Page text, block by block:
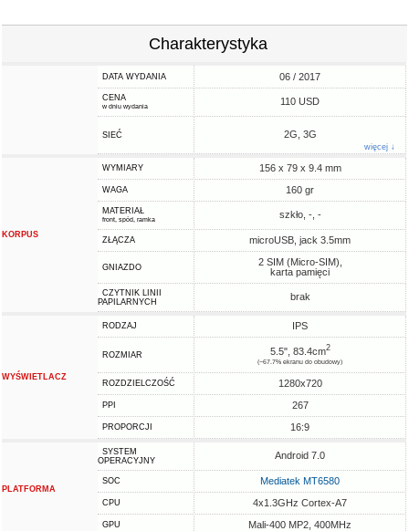
Charakterystyka
DATA WYDANIA 06 / 2017
CENA
w dniu wydania 110 USD
SIEĆ 2G, 3G
więcej ↓
KORPUS
WYMIARY 156 x 79 x 9.4 mm
WAGA 160 gr
MATERIAŁ
front, spód, ramka szkło, -, -
ZŁĄCZA microUSB, jack 3.5mm
GNIAZDO
2 SIM (Micro-SIM),
karta pamięci
CZYTNIK LINII
PAPILARNYCH
brak
WYŚWIETLACZ
RODZAJ IPS
ROZMIAR 5.5", 83.4cm2
(~67.7% ekranu do obudowy)
ROZDZIELCZOŚĆ 1280x720
PPI 267
PROPORCJI 16:9
PLATFORMA
SYSTEM
OPERACYJNY
Android 7.0
SOC Mediatek MT6580
CPU 4x1.3GHz Cortex-A7
GPU Mali-400 MP2, 400MHz